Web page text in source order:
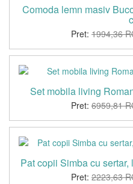
Comoda lemn masiv
Pret: 1994,36
Set mobila living
Pret: 6959,81
Pat copii Simba cu
Pret: 2223,63